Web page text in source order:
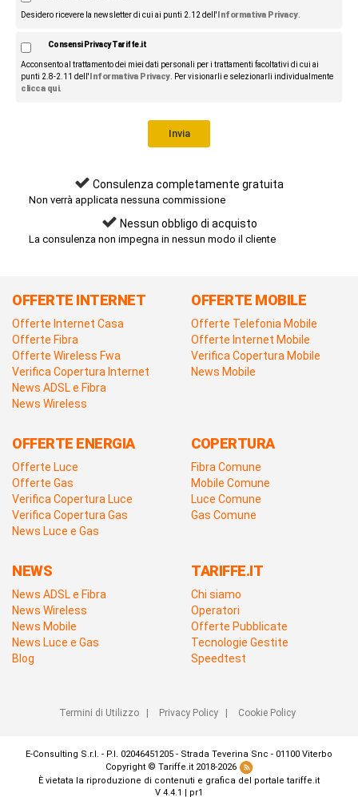
Desidero ricevere la newsletter di cui ai punti 2.12 dell' Informativa Privacy.
Consensi Privacy Tariffe.it
Acconsento al trattamento dei miei dati personali per i trattamenti facoltativi di cui ai
punti 2.8-2.11 dell' Informativa Privacy. Per visionarli e selezionarli individualmente
clicca qui.
Consulenza completamente gratuita
Non verrà applicata nessuna commissione
Nessun obbligo di acquisto
La consulenza non impegna in nessun modo il cliente
OFFERTE INTERNET
Offerte Internet Casa
Offerte Fibra
Offerte Wireless Fwa
Verifica Copertura Internet
News ADSL e Fibra
News Wireless
OFFERTE MOBILE
Offerte Telefonia Mobile
Offerte Internet Mobile
Verifica Copertura Mobile
News Mobile
OFFERTE ENERGIA
Offerte Luce
Offerte Gas
Verifica Copertura Luce
Verifica Copertura Gas
News Luce e Gas
COPERTURA
Fibra Comune
Mobile Comune
Luce Comune
Gas Comune
NEWS
News ADSL e Fibra
News Wireless
News Mobile
News Luce e Gas
Blog
TARIFFE.IT
Chi siamo
Operatori
Offerte Pubblicate
Tecnologie Gestite
Speedtest
Termini di Utilizzo| Privacy Policy| Cookie Policy
E-Consulting S.r.l. - P.I. 02046451205 - Strada Teverina Snc - 01100 Viterbo
Copyright © Tariffe.it 2018-2026
È vietata la riproduzione di contenuti e grafica del portale tariffe.it
V 4.4.1 | pr1